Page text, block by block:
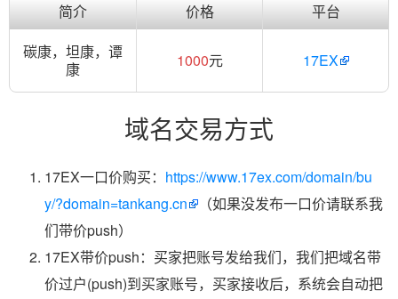
简介 价格
平台
碳康，坦康，谭
康
1000元 17EX
域名交易方式
17EX一口价购买： https://www.17ex.com/domain/bu
y/?domain=tankang.cn
（如果没发布一口价请联系我
们带价push）
17EX带价push：买家把账号发给我们，我们把域名带
价过户(push)到买家账号，买家接收后，系统会自动把